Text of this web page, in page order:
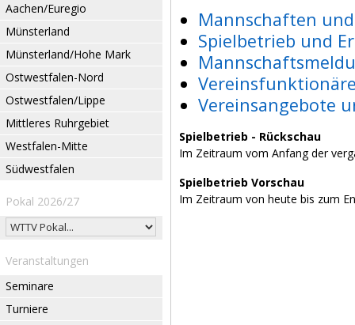
Aachen/Euregio
Münsterland
Münsterland/Hohe Mark
Ostwestfalen-Nord
Ostwestfalen/Lippe
Mittleres Ruhrgebiet
Westfalen-Mitte
Südwestfalen
Pokal 2026/27
Veranstaltungen
Seminare
Turniere
Mannschaften
Spielbetrieb und
Vereinsangebote
Spielbetrieb - Rückschau
Im Zeitraum vom Anfang der
Spielbetrieb Vorschau
Im Zeitraum von heute bis zum